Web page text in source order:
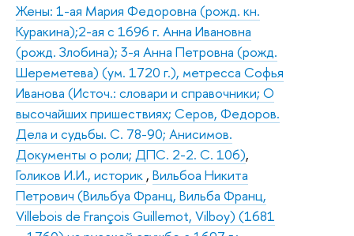
Жены: 1-ая Мария Федоровна (рожд. кн.
Куракина);2-ая с 1696 г. Анна Ивановна
(рожд. Злобина); 3-я Анна Петровна (рожд.
Шереметева) (ум. 1720 г.), метресса Софья
Иванова (Источ.: словари и справочники; О
высочайших пришествиях; Серов, Федоров.
Дела и судьбы. С. 78-90; Анисимов.
Документы о роли; ДПС. 2-2. С. 106),
Голиков И.И., историк , Вильбоа Никита
Петрович (Вильбуа Франц, Вильба Франц,
Villebois de François Guillemot, Vilboy) (1681